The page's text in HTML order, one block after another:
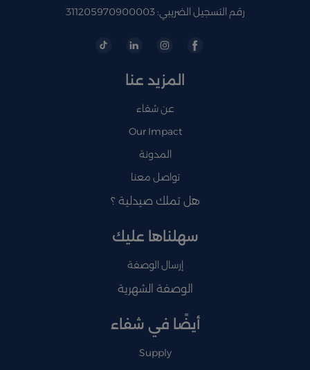
رقم التسجيل الضريبي: 311205970900003
المزيد عنا
عن شفاء
Our Impact
المدونة
تواصل معنا
هل تملك صيدلية ؟
سهلناها عليك
إرسال الوصفة
الوصفة الشهرية
أيضًا في شفاء
Supply